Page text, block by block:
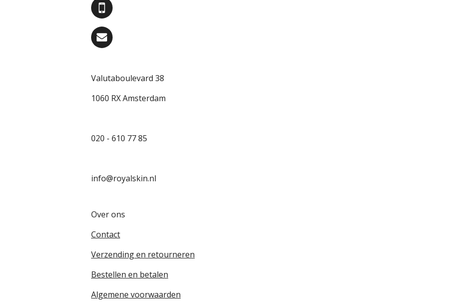
Valutaboulevard 38
1060 RX Amsterdam
020 - 610 77 85
info@royalskin.nl
Over ons
Contact
Verzending en retourneren
Bestellen en betalen
Algemene voorwaarden